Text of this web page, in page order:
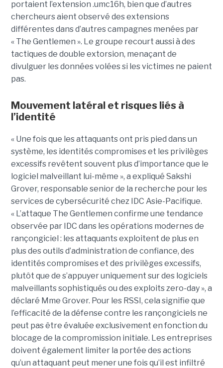
portaient l’extension .umc16h, bien que d’autres
chercheurs aient observé des extensions
différentes dans d’autres campagnes menées par
« The Gentlemen ». Le groupe recourt aussi à des
tactiques de double extorsion, menaçant de
divulguer les données volées si les victimes ne paient
pas.
Mouvement latéral et risques liés à
l’identité
« Une fois que les attaquants ont pris pied dans un
système, les identités compromises et les privilèges
excessifs revêtent souvent plus d’importance que le
logiciel malveillant lui-même », a expliqué Sakshi
Grover, responsable senior de la recherche pour les
services de cybersécurité chez IDC Asie-Pacifique.
« L’attaque The Gentlemen confirme une tendance
observée par IDC dans les opérations modernes de
rançongiciel : les attaquants exploitent de plus en
plus des outils d’administration de confiance, des
identités compromises et des privilèges excessifs,
plutôt que de s’appuyer uniquement sur des logiciels
malveillants sophistiqués ou des exploits zero-day », a
déclaré Mme Grover. Pour les RSSI, cela signifie que
l’efficacité de la défense contre les rançongiciels ne
peut pas être évaluée exclusivement en fonction du
blocage de la compromission initiale. Les entreprises
doivent également limiter la portée des actions
qu’un attaquant peut mener une fois qu’il est infiltré